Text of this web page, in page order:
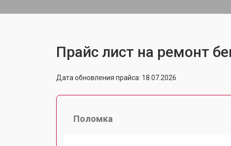
Прайс лист на ремонт
Дата обновления прайса: 18.07.2026
Поломка